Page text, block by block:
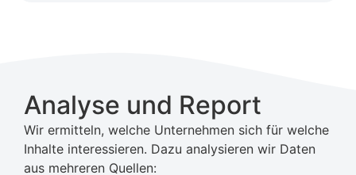
Analyse und Report
Wir ermitteln, welche Unternehmen sich für welche
Inhalte interessieren. Dazu analysieren wir Daten
aus mehreren Quellen: